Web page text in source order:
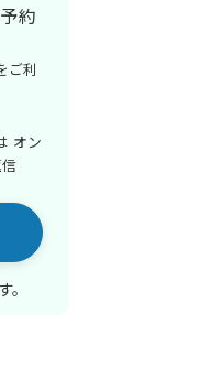
約
ご利
オン
。